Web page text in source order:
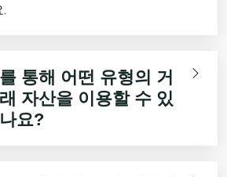
를 통해 어떤 유형의 거
래 자산을 이용할 수 있
나요?